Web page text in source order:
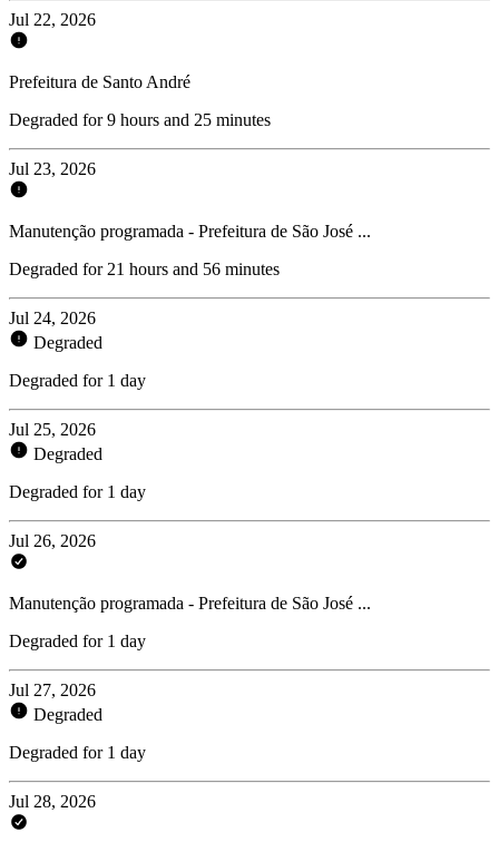
Jul 22, 2026
Prefeitura de Santo André
Degraded for 9 hours and 25 minutes
Jul 23, 2026
Manutenção programada - Prefeitura de São José ...
Degraded for 21 hours and 56 minutes
Jul 24, 2026
Degraded
Degraded for 1 day
Jul 25, 2026
Degraded
Degraded for 1 day
Jul 26, 2026
Manutenção programada - Prefeitura de São José ...
Degraded for 1 day
Jul 27, 2026
Degraded
Degraded for 1 day
Jul 28, 2026